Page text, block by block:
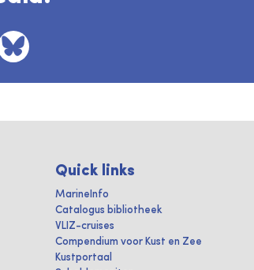
Quick links
MarineInfo
Catalogus bibliotheek
VLIZ-cruises
Compendium voor Kust en Zee
Kustportaal